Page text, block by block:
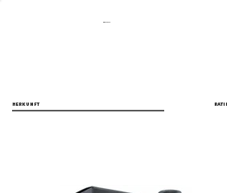
spiritfly
HERKUNFT